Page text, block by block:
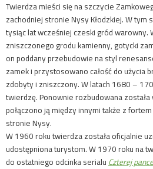
Twierdza mieści się na szczycie
zachodniej stronie Nysy Kłodzkiej. W tym
tysiąc lat wcześniej czeski gród warowny.
zniszczonego grodu kamienny, gotycki
on poddany przebudowie na styl
zamek i przystosowano całość do użycia
zdobyty i zniszczony. W latach 1680 –
twierdzę. Ponownie rozbudowana została
połączono ją między innymi także z
stronie Nysy.
W 1960 roku twierdza została oficjalnie
udostępniona turystom. W 1970 roku na
do ostatniego odcinka serialu Czterej